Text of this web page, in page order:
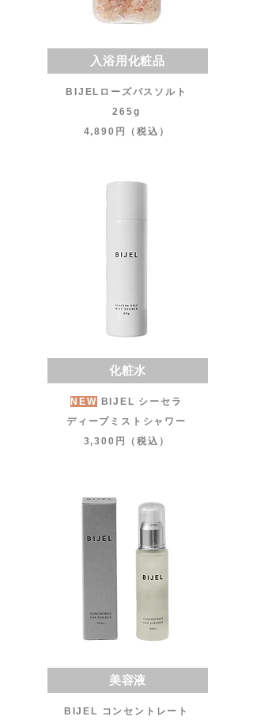
入浴用化粧品
BIJELローズバスソルト
265g
4,890円（税込）
化粧水
NEW BIJEL シーセラ
ディープミストシャワー
3,300円（税込）
美容液
BIJEL コンセントレート